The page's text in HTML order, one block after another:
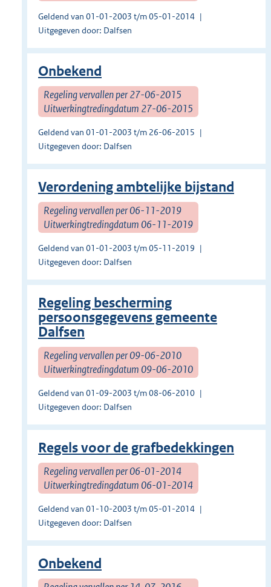
Geldend van 01-01-2003 t/m 05-01-2014
Uitgegeven door: Dalfsen
Onbekend
Regeling vervallen per 27-06-2015
Uitwerkingtredingdatum 27-06-2015
Geldend van 01-01-2003 t/m 26-06-2015
Uitgegeven door: Dalfsen
Verordening ambtelijke bijstand
Regeling vervallen per 06-11-2019
Uitwerkingtredingdatum 06-11-2019
Geldend van 01-01-2003 t/m 05-11-2019
Uitgegeven door: Dalfsen
Regeling bescherming
persoonsgegevens gemeente
Dalfsen
Regeling vervallen per 09-06-2010
Uitwerkingtredingdatum 09-06-2010
Geldend van 01-09-2003 t/m 08-06-2010
Uitgegeven door: Dalfsen
Regels voor de grafbedekkingen
Regeling vervallen per 06-01-2014
Uitwerkingtredingdatum 06-01-2014
Geldend van 01-10-2003 t/m 05-01-2014
Uitgegeven door: Dalfsen
Onbekend